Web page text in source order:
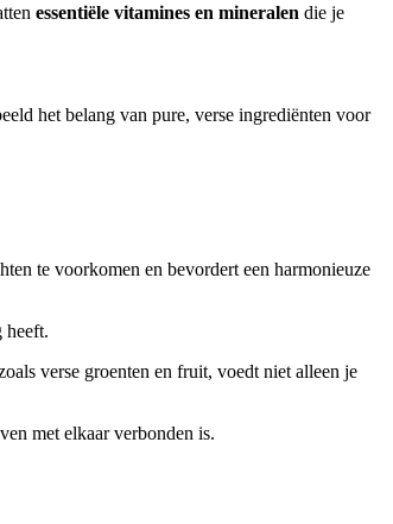
essentiële vitamines en mineralen die je
het belang van pure, verse ingrediënten voor
te voorkomen en bevordert een harmonieuze
heeft.
verse groenten en fruit, voedt niet alleen je
met elkaar verbonden is.